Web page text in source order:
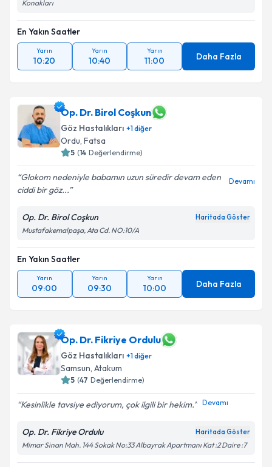
Konakları
En Yakın Saatler
Yarın
10:20
Yarın
10:40
Yarın
11:00 Daha Fazla
Op. Dr. Birol Coşkun
Göz Hastalıkları +1diğer
Ordu, Fatsa
5 (14 Değerlendirme)
Glokom nedeniyle babamın uzun süredir devam eden
ciddi bir göz...
Devamı
Op. Dr. Birol Coşkun Haritada Göster
Mustafakemalpaşa, Ata Cd. NO:10/A
En Yakın Saatler
Yarın
09:00
Yarın
09:30
Yarın
10:00 Daha Fazla
Op. Dr. Fikriye Ordulu
Göz Hastalıkları +1diğer
Samsun, Atakum
5 (47 Değerlendirme)
Kesinlikle tavsiye ediyorum, çok ilgili bir hekim. Devamı
Op. Dr. Fikriye Ordulu Haritada Göster
Mimar Sinan Mah. 144 Sokak No:33 Albayrak Apartmanı Kat :2 Daire :7